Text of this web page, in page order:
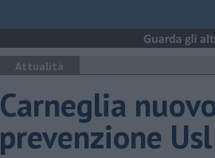
Attualità
Carneglia
prevenzione Usl